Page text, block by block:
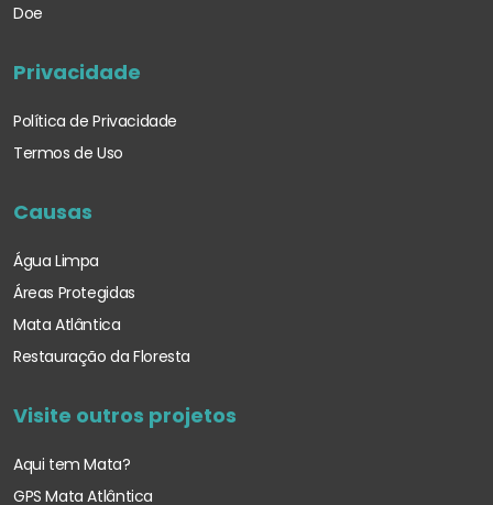
Doe
Privacidade
Política de Privacidade
Termos de Uso
Causas
Água Limpa
Áreas Protegidas
Mata Atlântica
Restauração da Floresta
Visite outros projetos
Aqui tem Mata?
GPS Mata Atlântica